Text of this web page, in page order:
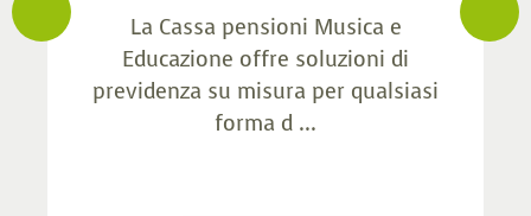
La Cassa pensioni Musica e
Educazione offre soluzioni di
previdenza su misura per qualsiasi
forma d ...